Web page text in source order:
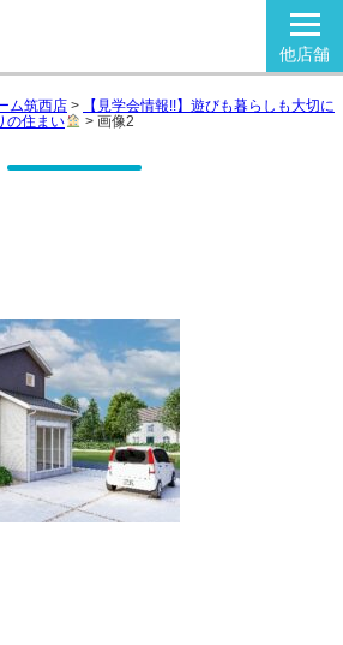
他店舗
ム筑西店 >
【見学会情報!!】遊びも暮らしも大切に
の住まい
> 画像2